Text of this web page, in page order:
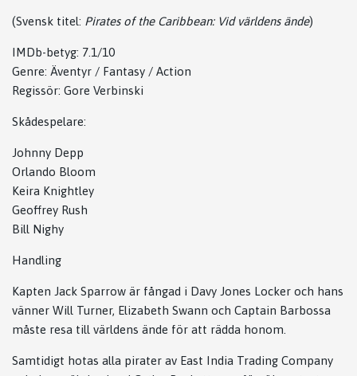
(Svensk titel: Pirates of the Caribbean: Vid världens ände)
IMDb-betyg: 7.1/10
Genre: Äventyr / Fantasy / Action
Regissör: Gore Verbinski
Skådespelare:
Johnny Depp
Orlando Bloom
Keira Knightley
Geoffrey Rush
Bill Nighy
Handling
Kapten Jack Sparrow är fångad i Davy Jones Locker och hans
vänner Will Turner, Elizabeth Swann och Captain Barbossa
måste resa till världens ände för att rädda honom.
Samtidigt hotas alla pirater av East India Trading Company